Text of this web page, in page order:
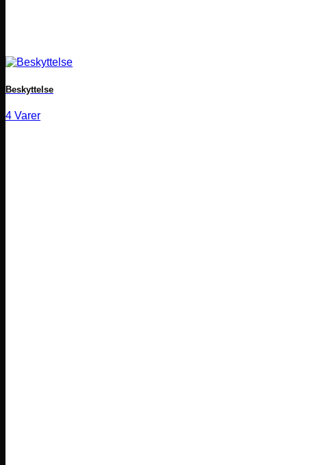
Beskyttelse
4 Varer